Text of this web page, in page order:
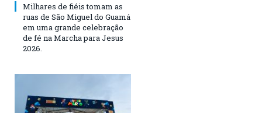
Milhares de fiéis tomam as
ruas de São Miguel do Guamá
em uma grande celebração
de fé na Marcha para Jesus
2026.